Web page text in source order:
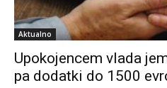
Aktualno
Upokojencem vlada
pa dodatki do 1500